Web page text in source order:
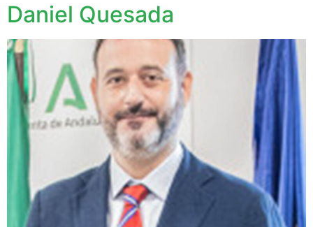
Daniel Quesada